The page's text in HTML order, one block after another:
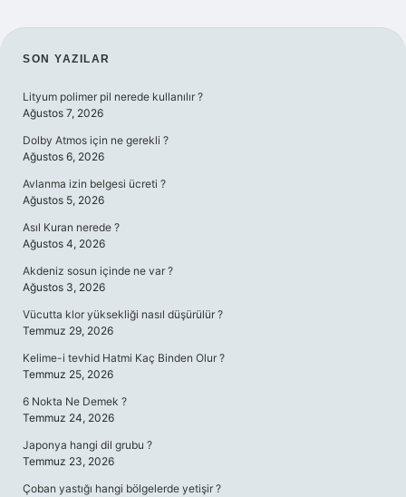
SIDEBAR
SON YAZILAR
Lityum polimer pil nerede kullanılır ?
Ağustos 7, 2026
Dolby Atmos için ne gerekli ?
Ağustos 6, 2026
Avlanma izin belgesi ücreti ?
Ağustos 5, 2026
Asıl Kuran nerede ?
Ağustos 4, 2026
Akdeniz sosun içinde ne var ?
Ağustos 3, 2026
Vücutta klor yüksekliği nasıl düşürülür ?
Temmuz 29, 2026
Kelime-i tevhid Hatmi Kaç Binden Olur ?
Temmuz 25, 2026
6 Nokta Ne Demek ?
Temmuz 24, 2026
Japonya hangi dil grubu ?
Temmuz 23, 2026
Çoban yastığı hangi bölgelerde yetişir ?